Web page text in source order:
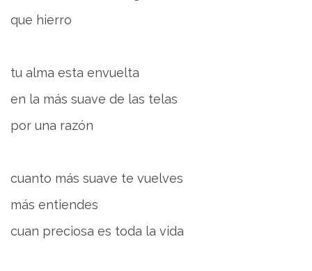
que hierro
tu alma esta envuelta
en la más suave de las telas
por una razón
cuanto más suave te vuelves
más entiendes
cuan preciosa es toda la vida